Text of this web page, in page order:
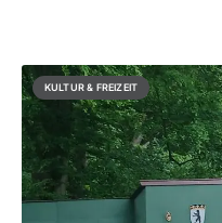
KULTUR & FREIZEIT